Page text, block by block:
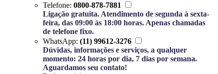
Telefone: 0800-878-7881
Ligação gratuita. Atendimento de segunda à sexta-
feira, das 09:00 às 18:00 horas. Apenas chamadas
de telefone fixo.
WhatsApp: (11) 99612-3276
Dúvidas, informações e serviços, a qualquer
momento: 24 horas por dia, 7 dias por semana.
Aguardamos seu contato!